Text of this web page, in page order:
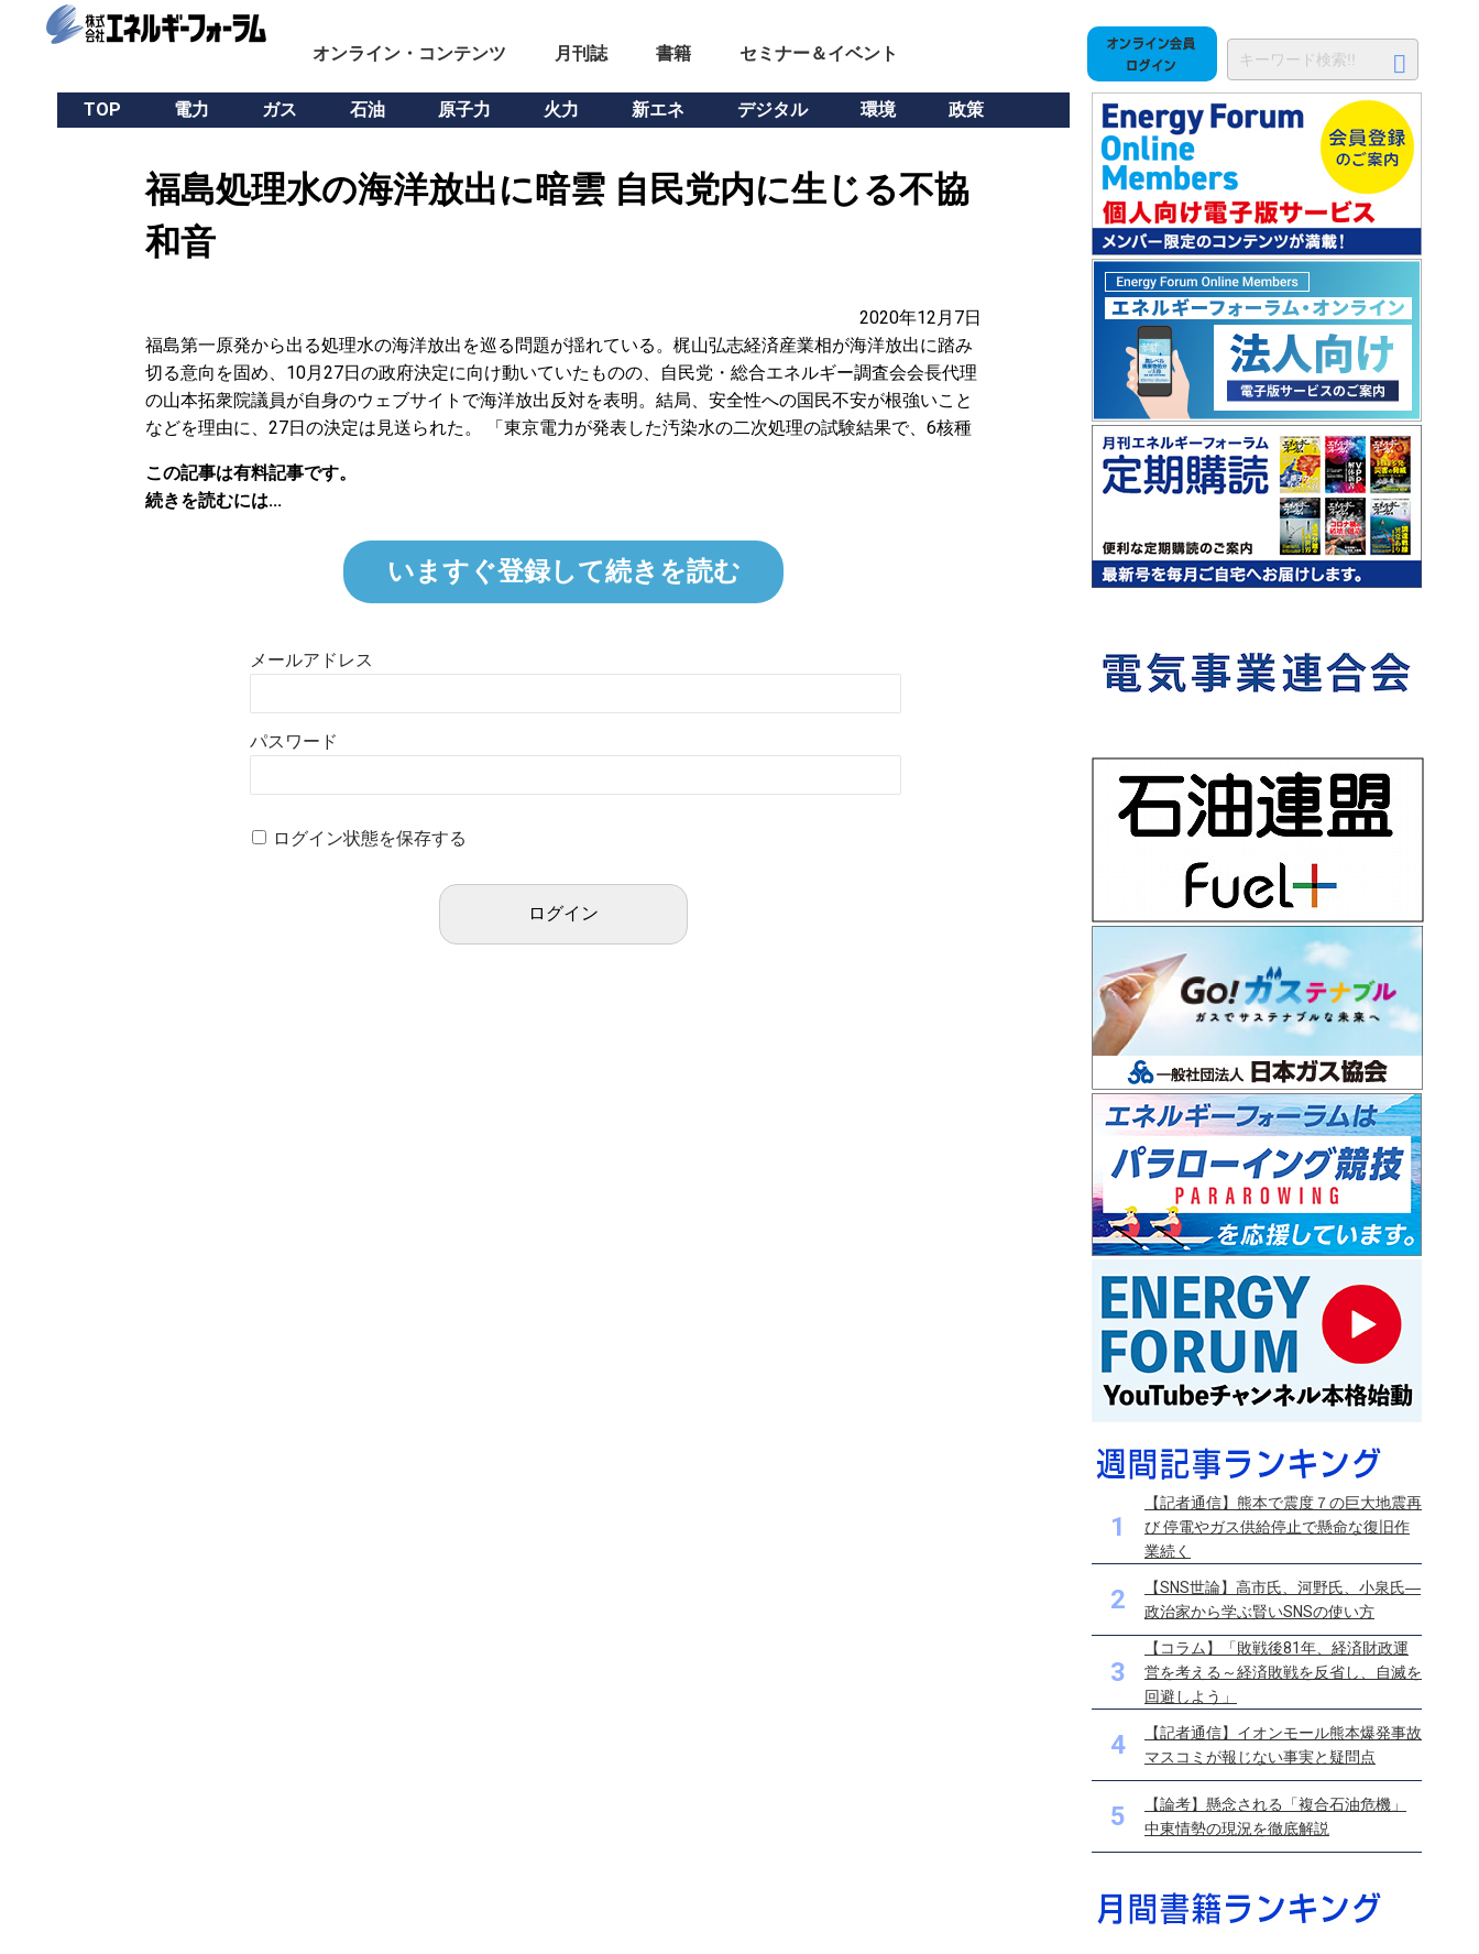
オンライン・コンテンツ 月刊誌 書籍 セミナー＆イベント
TOP 電力 ガス 石油 原子力 火力 新エネ デジタル 環境 政策
福島処理水の海洋放出に暗雲 自民党内に生じる不協
和音
2020年12月7日
福島第一原発から出る処理水の海洋放出を巡る問題が揺れている。梶山弘志経済産業相が海洋放出に踏み
切る意向を固め、10月27日の政府決定に向け動いていたものの、自民党・総合エネルギー調査会会長代理
の山本拓衆院議員が自身のウェブサイトで海洋放出反対を表明。結局、安全性への国民不安が根強いこと
などを理由に、27日の決定は見送られた。 「東京電力が発表した汚染水の二次処理の試験結果で、6核種
この記事は有料記事です。
続きを読むには...
いますぐ登録して続きを読む
メールアドレス
パスワード
ログイン状態を保存する
1
【記者通信】熊本で震度７の巨大地震再
び 停電やガス供給停止で懸命な復旧作
業続く
2
【SNS世論】高市氏、河野氏、小泉氏―
政治家から学ぶ賢いSNSの使い方
3
【コラム】「敗戦後81年、経済財政運
営を考える～経済敗戦を反省し、自滅を
回避しよう」
4
【記者通信】イオンモール熊本爆発事故
マスコミが報じない事実と疑問点
5
【論考】懸念される「複合石油危機」
中東情勢の現況を徹底解説